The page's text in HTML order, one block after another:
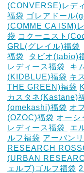
(CONVERSE)レデ
福袋 ゴレアドール
(COMME CA ISM)
袋 コクーニスト
GRL(グレイル)福袋
福袋
タビオ(tabio)
レディース福袋
キ
(KIDBLUE)福袋 キ
THE GREEN)福袋
カスタネ(Kastane)
(omekashi)福袋 オ
(OZOC)福袋 オーシ
レディース福袋 ‎
エ
ルフ福袋 アーバン
RESEARCH
(URBAN
ェルブ)ゴルフ福袋